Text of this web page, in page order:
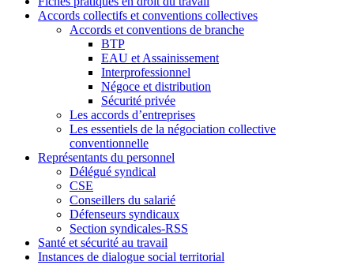
Accords collectifs et conventions collectives
Accords et conventions de branche
BTP
EAU et Assainissement
Interprofessionnel
Négoce et distribution
Sécurité privée
Les accords d’entreprises
Les essentiels de la négociation collective
conventionnelle
Représentants du personnel
Délégué syndical
CSE
Conseillers du salarié
Défenseurs syndicaux
Section syndicales-RSS
Santé et sécurité au travail
Instances de dialogue social territorial